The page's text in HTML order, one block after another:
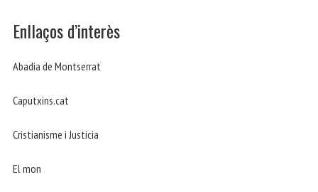
Enllaços d’interès
Abadia de Montserrat
Caputxins.cat
Cristianisme i Justicia
El mon